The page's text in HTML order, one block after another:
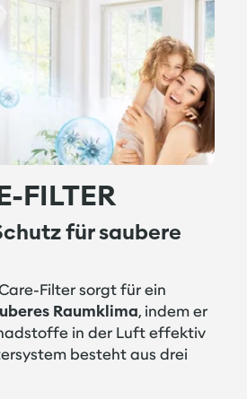
FILTER
für saubere
Filter sorgt für ein
Raumklima, indem er
in der Luft effektiv
besteht aus drei